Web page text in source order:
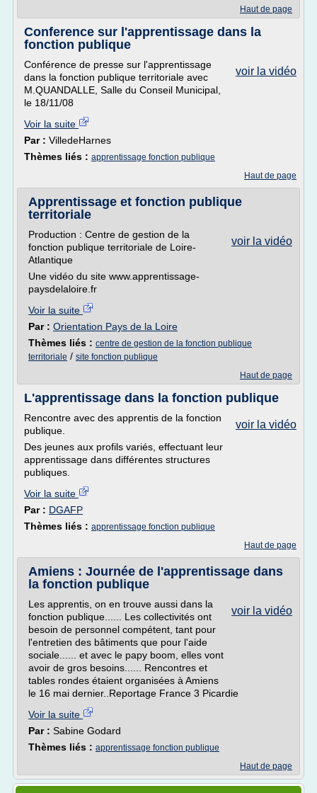
Haut de page
Conference sur l'apprentissage dans la
fonction publique
voir la vidéo
Conférence de presse sur l'apprentissage
dans la fonction publique territoriale avec
M.QUANDALLE, Salle du Conseil Municipal,
le 18/11/08
Voir la suite
Par : VilledeHarnes
Thèmes liés : apprentissage fonction publique
Haut de page
Apprentissage et fonction publique
territoriale
voir la vidéo
Production : Centre de gestion de la
fonction publique territoriale de Loire-
Atlantique
Une vidéo du site www.apprentissage-
paysdelaloire.fr
Voir la suite
Par : Orientation Pays de la Loire
Thèmes liés : centre de gestion de la fonction publique
territoriale / site fonction publique
Haut de page
L'apprentissage dans la fonction publique
voir la vidéo
Rencontre avec des apprentis de la fonction
publique.
Des jeunes aux profils variés, effectuant leur
apprentissage dans différentes structures
publiques.
Voir la suite
Par : DGAFP
Thèmes liés : apprentissage fonction publique
Haut de page
Amiens : Journée de l'apprentissage dans
la fonction publique
voir la vidéo
Les apprentis, on en trouve aussi dans la
fonction publique...... Les collectivités ont
besoin de personnel compétent, tant pour
l'entretien des bâtiments que pour l'aide
sociale...... et avec le papy boom, elles vont
avoir de gros besoins...... Rencontres et
tables rondes étaient organisées à Amiens
le 16 mai dernier..Reportage France 3 Picardie
Voir la suite
Par : Sabine Godard
Thèmes liés : apprentissage fonction publique
Haut de page